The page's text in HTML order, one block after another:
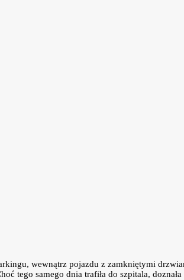
wewnątrz pojazdu z zamkniętymi
tego samego dnia trafiła do szpitala,